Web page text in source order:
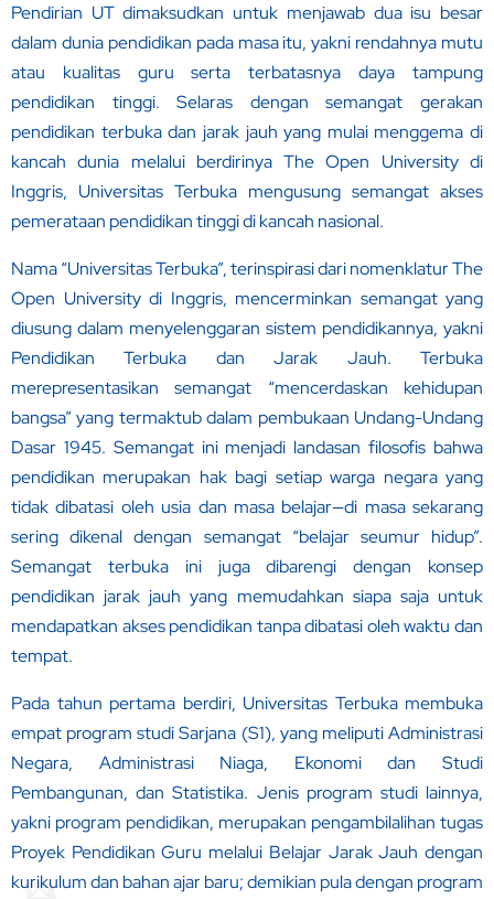
Pendirian UT dimaksudkan untuk menjawab dua isu besar
dalam dunia pendidikan pada masa itu, yakni rendahnya mutu
atau kualitas guru serta terbatasnya daya tampung
pendidikan tinggi. Selaras dengan semangat gerakan
pendidikan terbuka dan jarak jauh yang mulai menggema di
kancah dunia melalui berdirinya The Open University di
Inggris, Universitas Terbuka mengusung semangat akses
pemerataan pendidikan tinggi di kancah nasional.
Nama “Universitas Terbuka”, terinspirasi dari nomenklatur The
Open University di Inggris, mencerminkan semangat yang
diusung dalam menyelenggaran sistem pendidikannya, yakni
Pendidikan Terbuka dan Jarak Jauh. Terbuka
merepresentasikan semangat “mencerdaskan kehidupan
bangsa” yang termaktub dalam pembukaan Undang-Undang
Dasar 1945. Semangat ini menjadi landasan filosofis bahwa
pendidikan merupakan hak bagi setiap warga negara yang
tidak dibatasi oleh usia dan masa belajar—di masa sekarang
sering dikenal dengan semangat “belajar seumur hidup”.
Semangat terbuka ini juga dibarengi dengan konsep
pendidikan jarak jauh yang memudahkan siapa saja untuk
mendapatkan akses pendidikan tanpa dibatasi oleh waktu dan
tempat.
Pada tahun pertama berdiri, Universitas Terbuka membuka
empat program studi Sarjana (S1), yang meliputi Administrasi
Negara, Administrasi Niaga, Ekonomi dan Studi
Pembangunan, dan Statistika. Jenis program studi lainnya,
yakni program pendidikan, merupakan pengambilalihan tugas
Proyek Pendidikan Guru melalui Belajar Jarak Jauh dengan
kurikulum dan bahan ajar baru; demikian pula dengan program